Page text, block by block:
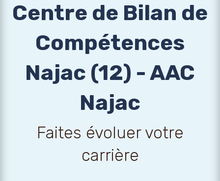
Centre de Bilan de
Compétences
Najac (12) - AAC
Najac
Faites évoluer votre
carrière